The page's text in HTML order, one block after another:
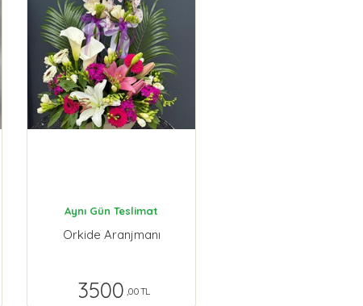
Aynı Gün Teslimat
Orkide Aranjmanı
3500 ,00 TL